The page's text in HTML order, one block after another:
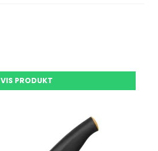
VIS PRODUKT